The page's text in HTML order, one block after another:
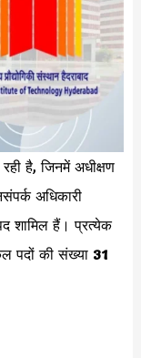
है, जिनमें अधीक्षण
अधिकारी
शामिल हैं। प्रत्येक
पदों की संख्या 31